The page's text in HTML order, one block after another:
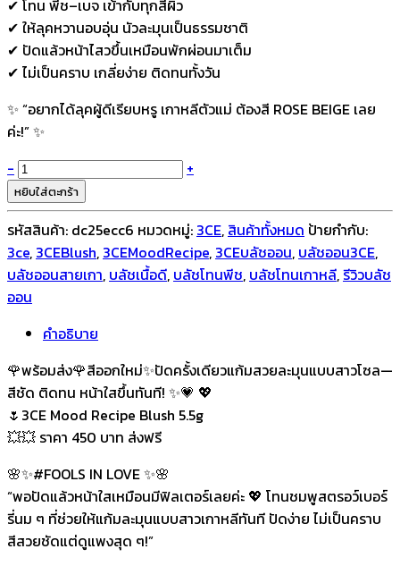
✔ โทน พีช–เบจ เข้ากับทุกสีผิว
✔ ให้ลุคหวานอบอุ่น นัวละมุนเป็นธรรมชาติ
✔ ปัดแล้วหน้าไสวขึ้นเหมือนพักผ่อนมาเต็ม
✔ ไม่เป็นคราบ เกลี่ยง่าย ติดทนทั้งวัน
✨ “อยากได้ลุคผู้ดีเรียบหรู เกาหลีตัวแม่ ต้องสี ROSE BEIGE เลย
ค่ะ!” ✨
- จำนวน
3CE
Mood
Recipe
Blush
5.5g
ชิ้น
+
หยิบใส่ตะกร้า
รหัสสินค้า: dc25ecc6 หมวดหมู่: 3CE, สินค้าทั้งหมด ป้ายกำกับ:
3ce, 3CEBlush, 3CEMoodRecipe, 3CEบลัชออน, บลัชออน3CE,
บลัชออนสายเกา, บลัชเนื้อดี, บลัชโทนพีช, บลัชโทนเกาหลี,รีวิวบลัช
ออน
คำอธิบาย
🌹พร้อมส่ง🌹สีออกใหม่✨ปัดครั้งเดียวแก้มสวยละมุนแบบสาวโซล—
สีชัด ติดทน หน้าใสขึ้นทันที! ✨💗 💖
🌷3CE Mood Recipe Blush 5.5g
💥💥 ราคา 450 บาท ส่งฟรี
🌸✨#FOOLS IN LOVE ✨🌸
“พอปัดแล้วหน้าใสเหมือนมีฟิลเตอร์เลยค่ะ 💖 โทนชมพูสตรอว์เบอร์
รี่นม ๆ ที่ช่วยให้แก้มละมุนแบบสาวเกาหลีทันที ปัดง่าย ไม่เป็นคราบ
สีสวยชัดแต่ดูแพงสุด ๆ!”